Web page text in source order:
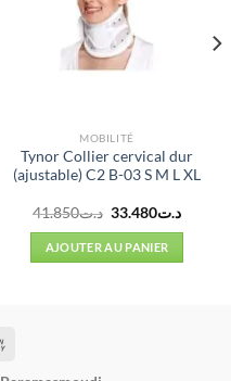
MOBILITÉ
Tynor Collier cervical dur
(ajustable) C2 B-03 S M L XL
د.ت41.850
Le
initial
était :
د.ت41.850.
د.ت33.480
Le
AJOUTER AU PANIER